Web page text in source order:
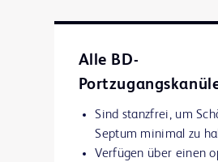
Alle BD-
Sind stanzfrei, um
Septum minimal zu
Verfügen über einen